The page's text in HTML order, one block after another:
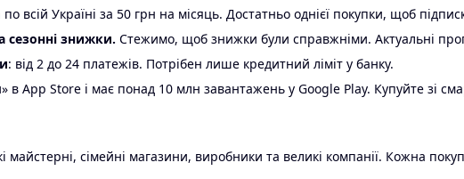
всій Україні за 50 грн на місяць. Достатньо однієї покупки, щоб
сезонні знижки. Стежимо, щоб знижки були справжніми. Актуальні
: від 2 до 24 платежів. Потрібен лише кредитний ліміт у банку.
в App Store і має понад 10 млн завантажень у Google Play. Купуйте зі
сімейні магазини, виробники та великі компанії. Кожна